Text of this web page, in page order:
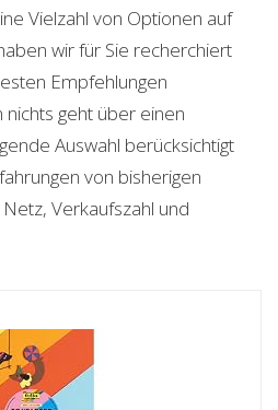
Vielzahl von Optionen auf
wir für Sie recherchiert
Empfehlungen
geht über einen
Auswahl berücksichtigt
von bisherigen
Verkaufszahl und